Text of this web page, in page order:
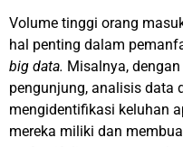
Volume tinggi orang
hal penting dalam
big data. Misalnya,
pengunjung, analisis data
mengidentifikasi keluhan
mereka miliki dan